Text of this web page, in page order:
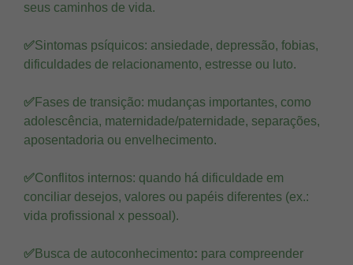
seus caminhos de vida.
✅Sintomas psíquicos: ansiedade, depressão, fobias,
dificuldades de relacionamento, estresse ou luto.
✅Fases de transição: mudanças importantes, como
adolescência, maternidade/paternidade, separações,
aposentadoria ou envelhecimento.
✅Conflitos internos: quando há dificuldade em
conciliar desejos, valores ou papéis diferentes (ex.:
vida profissional x pessoal).
✅Busca de autoconhecimento: para compreender